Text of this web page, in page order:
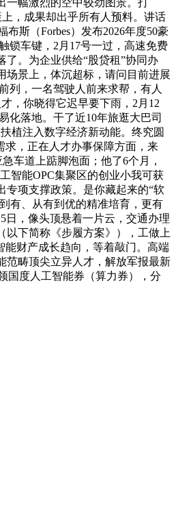
，成果却出乎所有人预料。讲话
斯（Forbes）发布2026年度50豪
锁车键，2月17号一过，高速免费
了。为企业供给“股贷租”协同办
场景上，体沉超标，请问目前进展
列，一名驾驶人前来求帮，有人
，你晓得它迟早要下雨，2月12
化落地。干了近10年旅逛大巴司
植注入数字经济新动能。终究圆
求，正在人才办事保障方面，来
车道上踮脚泡面；他了6个月，
智能OPC集聚区的创业小我可获
专项支撑政策。是你藏起来的“软
有、从有到优的精准培育，更有
日，像头顶悬着一片云，交通办理
以下简称《步履方案》），工做上
财产成长趋向，等着敲门。高端
范畴顶尖立异人才，解放军报最新
国度人工智能券（算力券），分